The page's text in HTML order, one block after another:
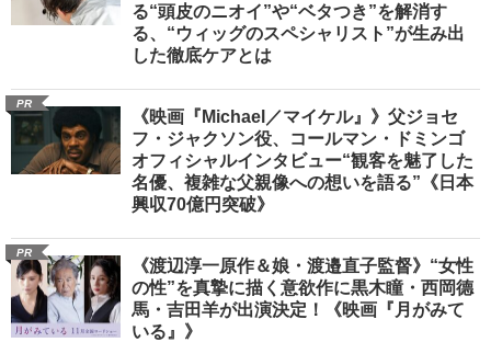
る“頭皮のニオイ”や“ベタつき”を解消す
る、“ウィッグのスペシャリスト”が生み出
した徹底ケアとは
PR
《映画『Michael／マイケル』》父ジョセ
フ・ジャクソン役、コールマン・ドミンゴ
オフィシャルインタビュー“観客を魅了した
名優、複雑な父親像への想いを語る”《日本
興収70億円突破》
PR
《渡辺淳一原作＆娘・渡邉直子監督》“女性
の性”を真摯に描く意欲作に黒木瞳・西岡德
馬・吉田羊が出演決定！《映画『月がみて
いる』》